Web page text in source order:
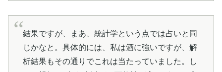
結果ですが、まあ、統計学という点では占いと同
じかなと。具体的には、私は酒に強いですが、解
析結果もその通りでこれは当たっていました。し